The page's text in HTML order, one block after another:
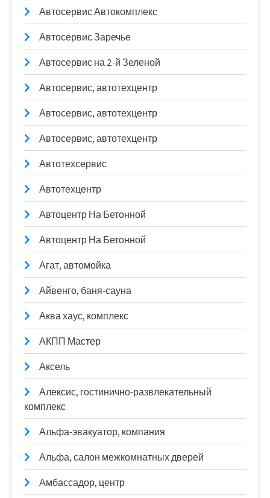
Автосервис Автокомплекс
Автосервис Заречье
Автосервис на 2-й Зеленой
Автосервис, автотехцентр
Автосервис, автотехцентр
Автосервис, автотехцентр
Автотехсервис
Автотехцентр
Автоцентр На Бетонной
Автоцентр На Бетонной
Агат, автомойка
Айвенго, баня-сауна
Аква хаус, комплекс
АКПП Мастер
Аксель
Алексис, гостинично-развлекательный
комплекс
Альфа-эвакуатор, компания
Альфа, салон межкомнатных дверей
Амбассадор, центр